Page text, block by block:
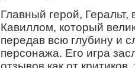
Главный герой,
Кавиллом, который
передав всю глубину и
персонажа. Его игра